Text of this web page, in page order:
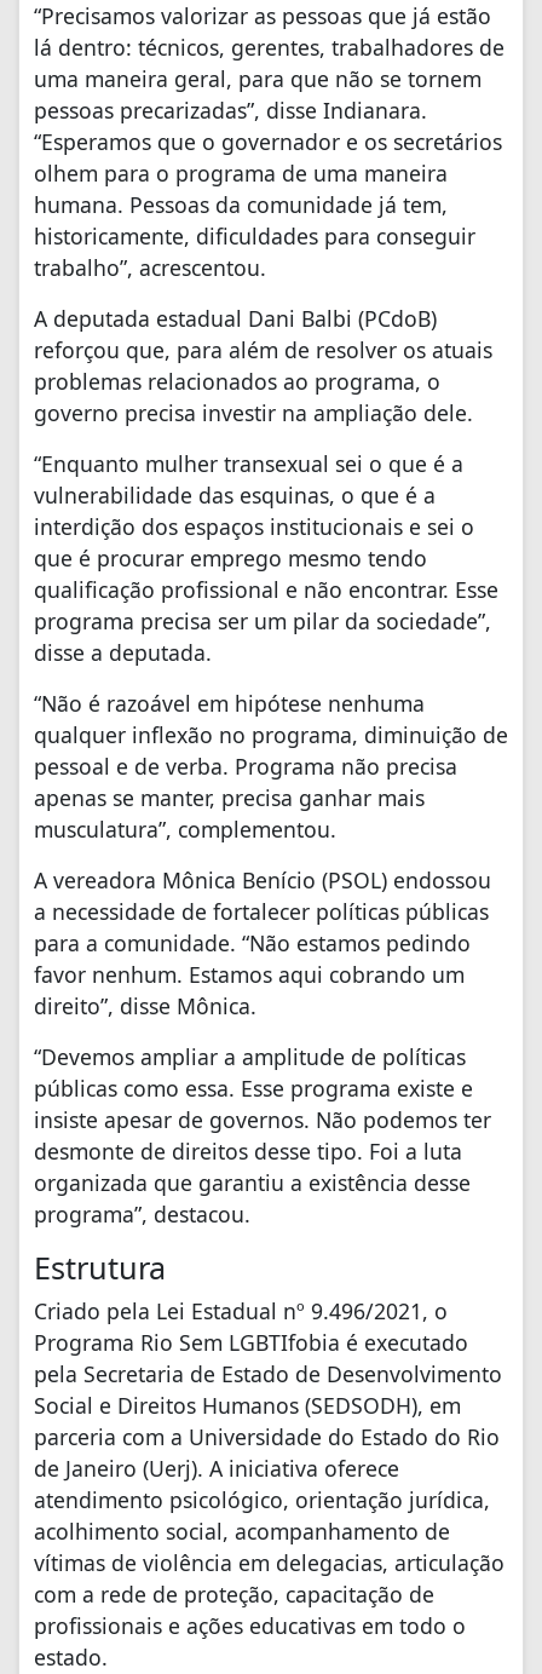
“Precisamos valorizar as pessoas que já estão
lá dentro: técnicos, gerentes, trabalhadores de
uma maneira geral, para que não se tornem
pessoas precarizadas”, disse Indianara.
“Esperamos que o governador e os secretários
olhem para o programa de uma maneira
humana. Pessoas da comunidade já tem,
historicamente, dificuldades para conseguir
trabalho”, acrescentou.
A deputada estadual Dani Balbi (PCdoB)
reforçou que, para além de resolver os atuais
problemas relacionados ao programa, o
governo precisa investir na ampliação dele.
“Enquanto mulher transexual sei o que é a
vulnerabilidade das esquinas, o que é a
interdição dos espaços institucionais e sei o
que é procurar emprego mesmo tendo
qualificação profissional e não encontrar. Esse
programa precisa ser um pilar da sociedade”,
disse a deputada.
“Não é razoável em hipótese nenhuma
qualquer inflexão no programa, diminuição de
pessoal e de verba. Programa não precisa
apenas se manter, precisa ganhar mais
musculatura”, complementou.
A vereadora Mônica Benício (PSOL) endossou
a necessidade de fortalecer políticas públicas
para a comunidade. “Não estamos pedindo
favor nenhum. Estamos aqui cobrando um
direito”, disse Mônica.
“Devemos ampliar a amplitude de políticas
públicas como essa. Esse programa existe e
insiste apesar de governos. Não podemos ter
desmonte de direitos desse tipo. Foi a luta
organizada que garantiu a existência desse
programa”, destacou.
Estrutura
Criado pela Lei Estadual nº 9.496/2021, o
Programa Rio Sem LGBTIfobia é executado
pela Secretaria de Estado de Desenvolvimento
Social e Direitos Humanos (SEDSODH), em
parceria com a Universidade do Estado do Rio
de Janeiro (Uerj). A iniciativa oferece
atendimento psicológico, orientação jurídica,
acolhimento social, acompanhamento de
vítimas de violência em delegacias, articulação
com a rede de proteção, capacitação de
profissionais e ações educativas em todo o
estado.